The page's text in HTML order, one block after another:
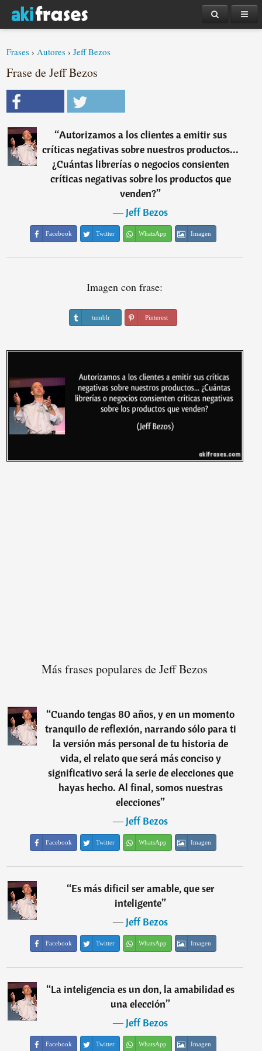
Frases ›Autores ›Jeff Bezos
Frase de Jeff Bezos
“Autorizamos a los clientes a emitir sus
críticas negativas sobre nuestros productos...
¿Cuántas librerías o negocios consienten
críticas negativas sobre los productos que
venden?”
―Jeff Bezos
Facebook Twitter WhatsApp Imagen
Imagen con frase:
tumblr Pinterest
Más frases populares de Jeff Bezos
“Cuando tengas 80 años, y en un momento
tranquilo de reflexión, narrando sólo para ti
la versión más personal de tu historia de
vida, el relato que será más conciso y
significativo será la serie de elecciones que
hayas hecho. Al final, somos nuestras
elecciones”
―Jeff Bezos
Facebook Twitter WhatsApp Imagen
“Es más dificil ser amable, que ser
inteligente”
―Jeff Bezos
Facebook Twitter WhatsApp Imagen
“La inteligencia es un don, la amabilidad es
una elección”
―Jeff Bezos
Facebook Twitter WhatsApp Imagen